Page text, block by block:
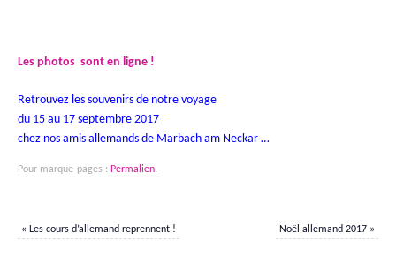
Les photos sont en ligne !
Retrouvez les souvenirs de notre voyage
du 15 au 17 septembre 2017
chez nos amis allemands de Marbach am Neckar …
Pour marque-pages : Permalien.
« Les cours d’allemand reprennent ! Noël allemand 2017 »